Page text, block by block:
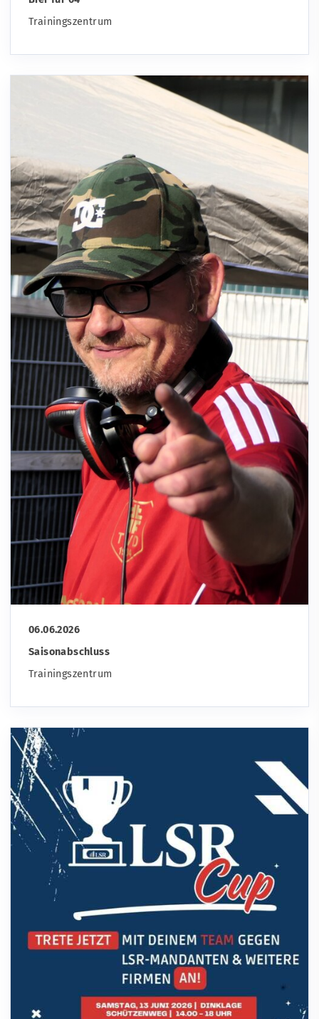
Trainingszentrum
06.06.2026
Saisonabschluss
Trainingszentrum